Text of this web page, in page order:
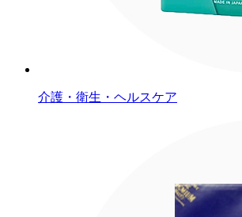
介護・衛生・ヘルスケア